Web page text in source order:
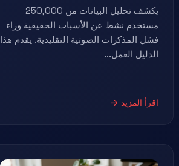
يكشف تحليل البيانات من 250,000
مستخدم نشط عن الأسباب الحقيقية وراء
فشل المذكرات الصوتية التقليدية. يقدم هذا
الدليل العمل...
اقرأ المزيد →